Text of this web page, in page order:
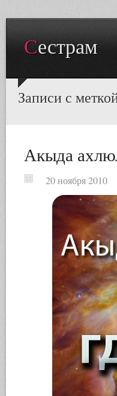
Сестрам
Записи с
Акыда
20 ноября 2010